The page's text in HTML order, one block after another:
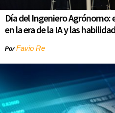
Día del Ingeniero
en la era de la IA y las
PorFavio Re